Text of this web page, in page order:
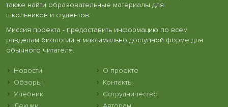
также найти образовательные материалы для
школьников и студентов.
Миссия проекта - предоставить информацию по всем
разделам биологии в максимально доступной форме для
обычного читателя.
Новости
Обзоры
Учебник
О проекте
Контакты
Сотрудничество